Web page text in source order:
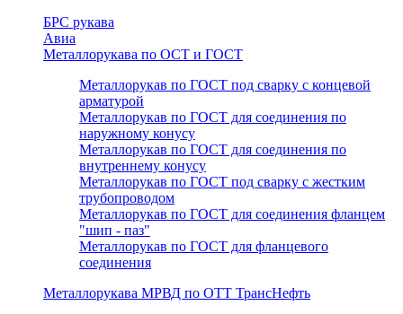
БРС рукава
Авиа
Металлорукава по ОСТ и ГОСТ
Металлорукав по ГОСТ под сварку с концевой
арматурой
Металлорукав по ГОСТ для соединения по
наружному конусу
Металлорукав по ГОСТ для соединения по
внутреннему конусу
Металлорукав по ГОСТ под сварку с жестким
трубопроводом
Металлорукав по ГОСТ для соединения фланцем
"шип - паз"
Металлорукав по ГОСТ для фланцевого
соединения
Металлорукава МРВД по ОТТ ТрансНефть